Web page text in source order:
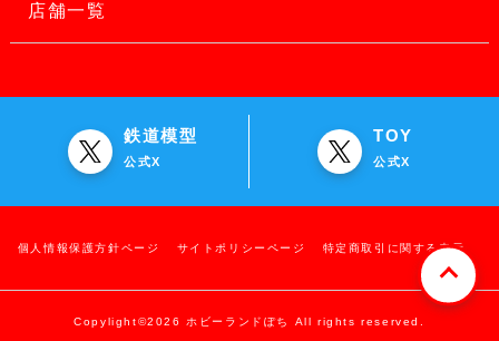
店舗一覧
鉄道模型
公式X
TOY
公式X
個人情報保護方針ページ サイトポリシーページ 特定商取引に関する表示
Copylight©2026 ホビーランドぽち All rights reserved.